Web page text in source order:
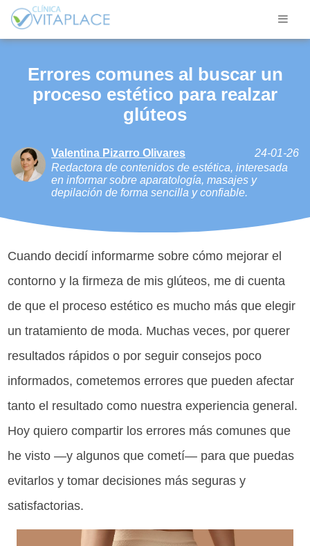
Errores comunes al buscar un
proceso estético para realzar
glúteos
Valentina Pizarro Olivares
24-01-26
Redactora de contenidos de estética, interesada
en informar sobre aparatología, masajes y
depilación de forma sencilla y confiable.
Cuando decidí informarme sobre cómo mejorar el
contorno y la firmeza de mis glúteos, me di cuenta
de que el proceso estético es mucho más que elegir
un tratamiento de moda. Muchas veces, por querer
resultados rápidos o por seguir consejos poco
informados, cometemos errores que pueden afectar
tanto el resultado como nuestra experiencia general.
Hoy quiero compartir los errores más comunes que
he visto —y algunos que cometí— para que puedas
evitarlos y tomar decisiones más seguras y
satisfactorias.